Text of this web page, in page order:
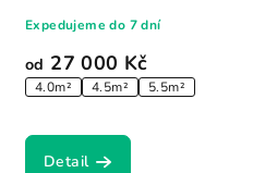
od 27 000 Kč
4.0m² 4.5m² 5.5m²
Expedujeme do 7 dní
Detail